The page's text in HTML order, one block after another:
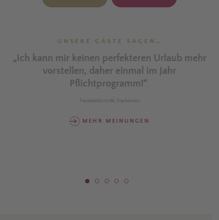
UNSERE GÄSTE SAGEN…
„Ich kann mir keinen perfekteren Urlaub mehr
vorstellen, daher einmal im Jahr
Pflichtprogramm!“
Traveladdictiv 96, TripAdvisor
MEHR MEINUNGEN